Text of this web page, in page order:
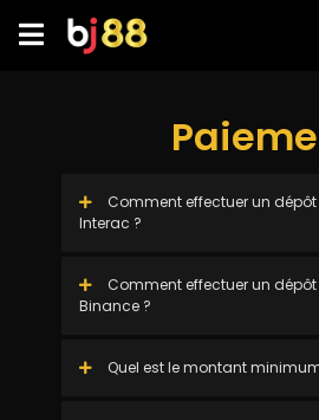
content
Comment effectuer un
Interac ?
Comment effectuer un dépôt
Binance ?
Quel est le montant